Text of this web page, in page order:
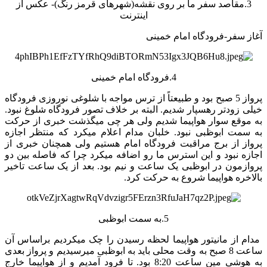
3.مقاصد سفر ما بر روی نقشه(شهرهای قرمز رنگ)- عکس از
اینترنت
آغاز سفر-فرودگاه امام خمینی
4.فرودگاه امام خمینی
پرواز 5 صبح بود و طبیعتاً از ترس مواجه با شلوغی نوروزی فرودگاه
خیلی زودتر رهسپار شدیم. البته بر خلاف تصور فرودگاه شلوغ نبود.
به موقع سوار هواپیما شدیم ولی هر چی میگذشت خبری از حرکت
به سمت ابوظبی نبود. خلبان مدام اعلام میکرد که منتظر اجازه
پرواز از برج مراقبت فرودگاه امام هستیم ولی همچنان خبری از
اجازه نبود و این استرس ما رو اضافه میکرد چرا که فاصله بین دو
پروازمون در ابوظبی یک ساعت و نیم بود. بعد از یک ساعت تاخیر
بالاخره هواپیما شروع به حرکت کرد.
5.به سمت ابوظبی
مدام از مانیتور هواپیما لحظه رسیدن را چک میکردیم براساس آن
ساعت 8 صبح به وقت محلی باید به ابوظبی میرسیدیم و پرواز بعدی
به هوشی مین ساعت 8:20 بود. تا فرود آمدیم و از هواپیما خارج